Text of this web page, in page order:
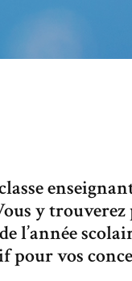
y
l’année
vos